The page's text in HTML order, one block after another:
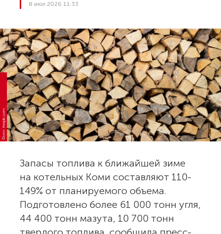
8 июл 2026 11:33
Фото: freepik.com
Запасы топлива к ближайшей зиме
на котельных Коми составляют 110-
149% от планируемого объема.
Подготовлено более 61 000 тонн угля,
44 400 тонн мазута, 10 700 тонн